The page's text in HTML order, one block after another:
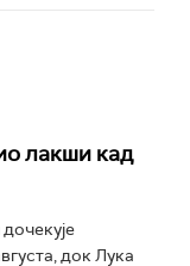
лакши кад
док Лука